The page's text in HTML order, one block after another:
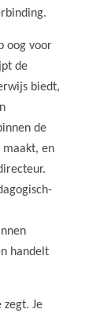
oog voor
de
biedt,
de
maakt, en
handelt
Je